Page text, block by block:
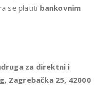
se platiti bankovnim
za direktni i
Zagrebačka 25, 42000